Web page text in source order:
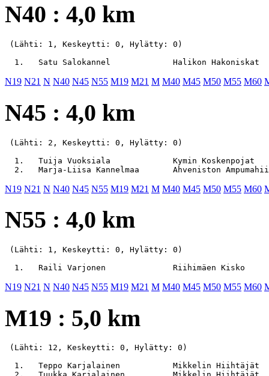
N40 : 4,0 km
(Lähti: 1, Keskeytti: 0, Hylätty: 0)
N19 N21 N N40 N45 N55 M19 M21 M M40 M45 M50 M55 M60
N45 : 4,0 km
(Lähti: 2, Keskeytti: 0, Hylätty: 0)
1.   Tuija Vuoksiala             Kymin Koskenpojat
N19 N21 N N40 N45 N55 M19 M21 M M40 M45 M50 M55 M60
N55 : 4,0 km
(Lähti: 1, Keskeytti: 0, Hylätty: 0)
N19 N21 N N40 N45 N55 M19 M21 M M40 M45 M50 M55 M60
M19 : 5,0 km
(Lähti: 12, Keskeytti: 0, Hylätty: 0)
1.   Teppo Karjalainen           Mikkelin Hiihtäjät